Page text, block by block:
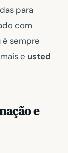
para
com
é sempre
e usted
e